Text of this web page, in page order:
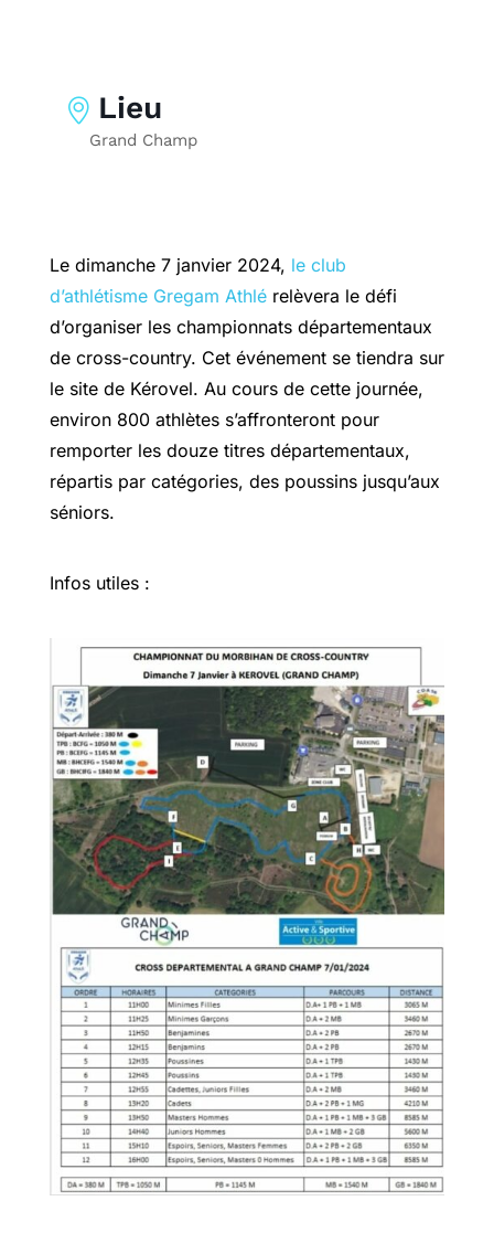
Lieu
Grand Champ
Le dimanche 7 janvier 2024, le club
d’athlétisme Gregam Athlérelèvera le défi
d’organiser les championnats départementaux
de cross-country. Cet événement se tiendra sur
le site de Kérovel. Au cours de cette journée,
environ 800 athlètes s’affronteront pour
remporter les douze titres départementaux,
répartis par catégories, des poussins jusqu’aux
séniors.
Infos utiles :